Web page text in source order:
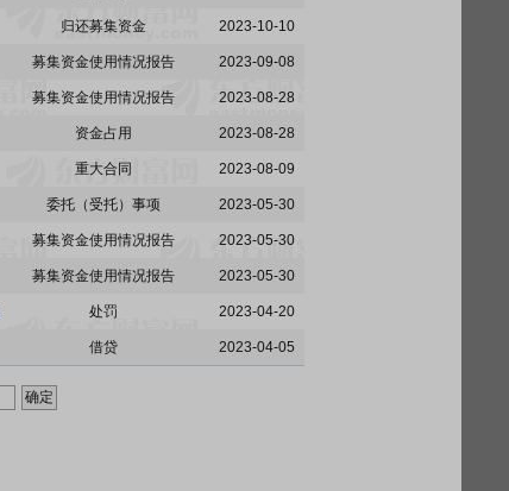
归还募集资金 2023-10-10
募集资金使用情况报告 2023-09-08
募集资金使用情况报告 2023-08-28
资金占用 2023-08-28
重大合同 2023-08-09
委托（受托）事项 2023-05-30
募集资金使用情况报告 2023-05-30
募集资金使用情况报告 2023-05-30
处罚 2023-04-20
借贷 2023-04-05